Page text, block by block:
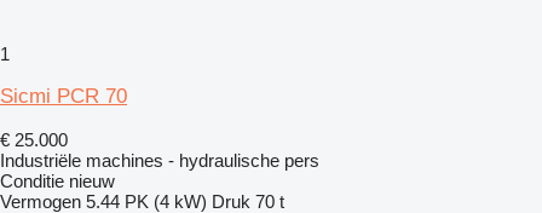
1
Sicmi PCR 70
€ 25.000
Industriële machines - hydraulische pers
Conditie nieuw
Vermogen 5.44 PK (4 kW) Druk 70 t